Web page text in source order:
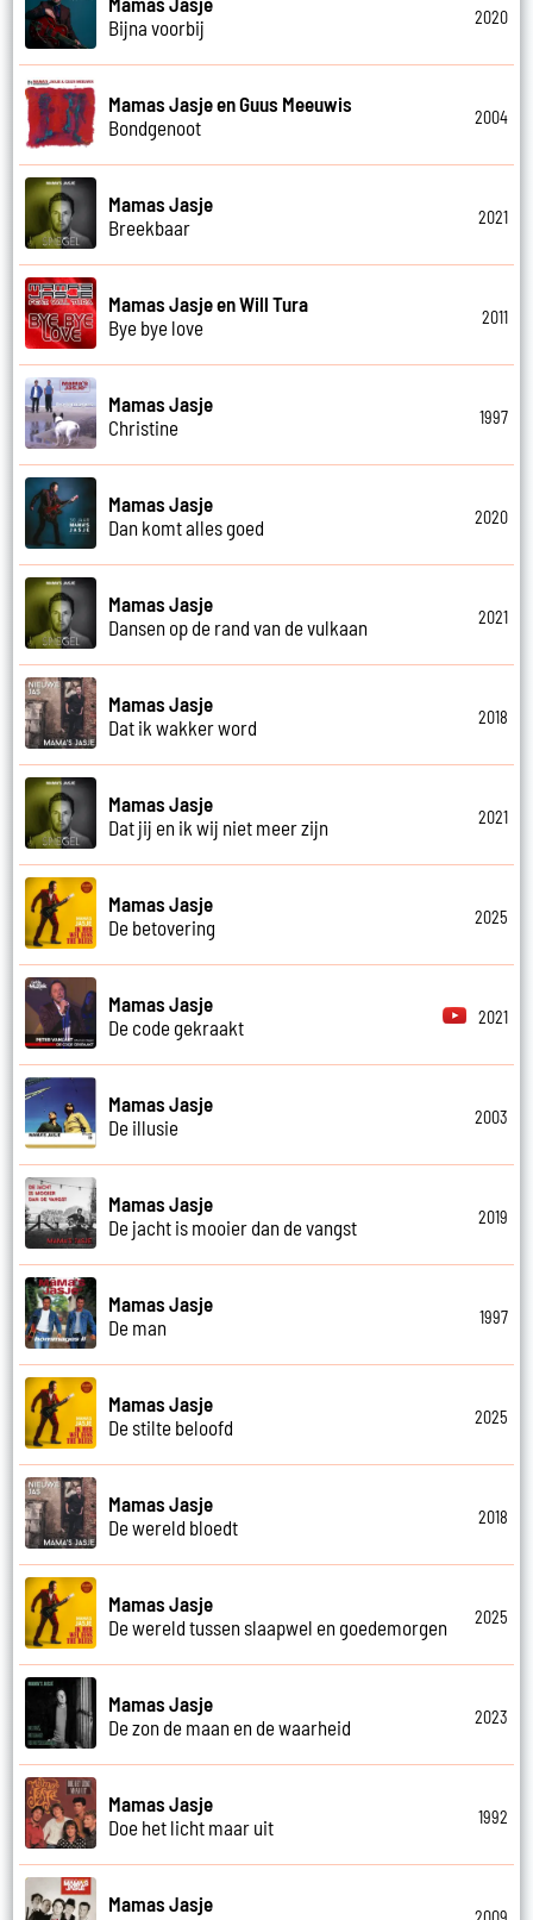
Bijna voorbij
2020
Mamas Jasje en Guus Meeuwis
Bondgenoot
2004
Mamas Jasje
Breekbaar
2021
Mamas Jasje en Will Tura
Bye bye love
2011
Mamas Jasje
Christine
1997
Mamas Jasje
Dan komt alles goed
2020
Mamas Jasje
Dansen op de rand van de vulkaan
2021
Mamas Jasje
Dat ik wakker word
2018
Mamas Jasje
Dat jij en ik wij niet meer zijn
2021
Mamas Jasje
De betovering
2025
Mamas Jasje
De code gekraakt
2021
Mamas Jasje
De illusie
2003
Mamas Jasje
De jacht is mooier dan de vangst
2019
Mamas Jasje
De man
1997
Mamas Jasje
De stilte beloofd
2025
Mamas Jasje
De wereld bloedt
2018
Mamas Jasje
De wereld tussen slaapwel en goedemorgen
2025
Mamas Jasje
De zon de maan en de waarheid
2023
Mamas Jasje
Doe het licht maar uit
1992
Mamas Jasje